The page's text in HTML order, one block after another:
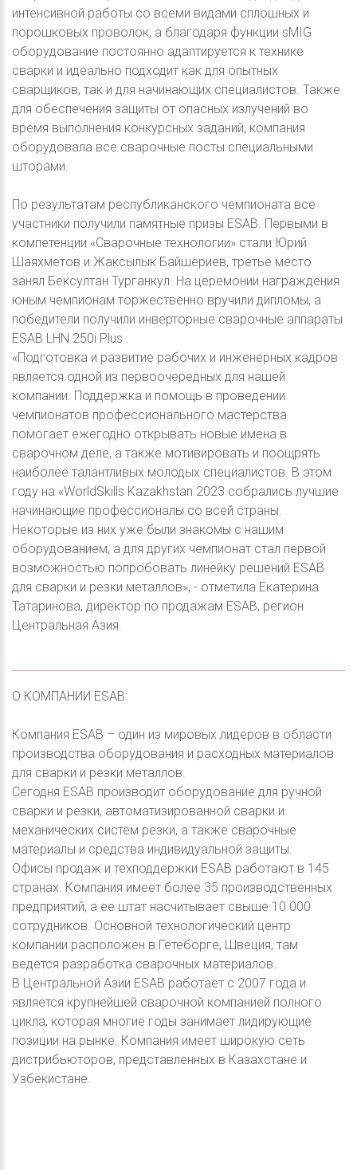
интенсивной работы со всеми видами сплошных и
порошковых проволок, а благодаря функции sMIG
оборудование постоянно адаптируется к технике
сварки и идеально подходит как для опытных
сварщиков, так и для начинающих специалистов. Также
для обеспечения защиты от опасных излучений во
время выполнения конкурсных заданий, компания
оборудовала все сварочные посты специальными
шторами.
По результатам республиканского чемпионата все
участники получили памятные призы ESAB. Первыми в
компетенции «Сварочные технологии» стали Юрий
Шаяхметов и Жаксылык Байшериев, третье место
занял Бексултан Турганкул. На церемонии награждения
юным чемпионам торжественно вручили дипломы, а
победители получили инверторные сварочные аппараты
ESAB LHN 250i Plus .
«Подготовка и развитие рабочих и инженерных кадров
является одной из первоочередных для нашей
компании. Поддержка и помощь в проведении
чемпионатов профессионального мастерства
помогает ежегодно открывать новые имена в
сварочном деле, а также мотивировать и поощрять
наиболее талантливых молодых специалистов. В этом
году на «WorldSkills Kazakhstan 2023 собрались лучшие
начинающие профессионалы со всей страны.
Некоторые из них уже были знакомы с нашим
оборудованием, а для других чемпионат стал первой
возможностью попробовать линейку решений ESAB
для сварки и резки металлов», - отметила Екатерина
Татаринова, директор по продажам ESAB, регион
Центральная Азия.
О КОМПАНИИ ESAB:
Компания ESAB – один из мировых лидеров в области
производства оборудования и расходных материалов
для сварки и резки металлов.
Сегодня ESAB производит оборудование для ручной
сварки и резки, автоматизированной сварки и
механических систем резки, а также сварочные
материалы и средства индивидуальной защиты.
Офисы продаж и техподдержки ESAB работают в 145
странах. Компания имеет более 35 производственных
предприятий, а ее штат насчитывает свыше 10 000
сотрудников. Основной технологический центр
компании расположен в Гётеборге, Швеция, там
ведется разработка сварочных материалов.
В Центральной Азии ESAB работает с 2007 года и
является крупнейшей сварочной компанией полного
цикла, которая многие годы занимает лидирующие
позиции на рынке. Компания имеет широкую сеть
дистрибьюторов, представленных в Казахстане и
Узбекистане.